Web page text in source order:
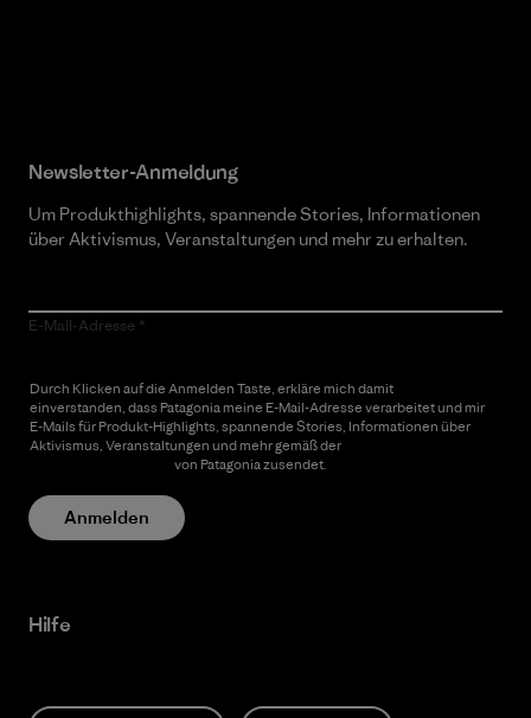
Newsletter-Anmeldung
Um Produkthighlights, spannende Stories, Informationen
über Aktivismus, Veranstaltungen und mehr zu erhalten.
E-Mail-Adresse
Durch Klicken auf die Anmelden Taste, erkläre mich damit
einverstanden, dass Patagonia meine E-Mail-Adresse verarbeitet und mir
E-Mails für Produkt-Highlights, spannende Stories, Informationen über
Aktivismus, Veranstaltungen und mehr gemäß der
von Patagonia zusendet.
Anmelden
Hilfe